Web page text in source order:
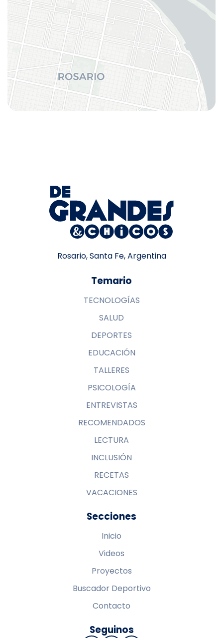
Rosario, Santa Fe, Argentina
Temario
TECNOLOGÍAS
SALUD
DEPORTES
EDUCACIÓN
TALLERES
PSICOLOGÍA
ENTREVISTAS
RECOMENDADOS
LECTURA
INCLUSIÓN
RECETAS
VACACIONES
Secciones
Inicio
Videos
Proyectos
Buscador Deportivo
Contacto
Seguinos